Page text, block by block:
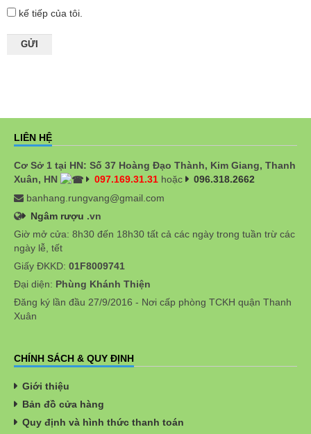
kế tiếp của tôi.
LIÊN HỆ
Cơ Sở 1 tại HN: Số 37 Hoàng Đạo Thành, Kim Giang, Thanh
Xuân, HN
097.169.31.31 hoặc
096.318.2662
banhang.rungvang@gmail.com
Ngâm rượu .vn
Giờ mở cửa: 8h30 đến 18h30 tất cả các ngày trong tuần trừ các
ngày lễ, tết
Giấy ĐKKD: 01F8009741
Đại diện: Phùng Khánh Thiện
Đăng ký lần đầu 27/9/2016 - Nơi cấp phòng TCKH quận Thanh
Xuân
CHÍNH SÁCH & QUY ĐỊNH
Giới thiệu
Bản đồ cửa hàng
Quy định và hình thức thanh toán